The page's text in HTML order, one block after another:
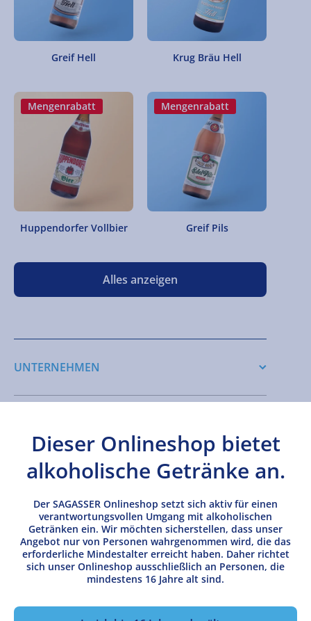
Greif Hell Krug Bräu Hell
Mengenrabatt
Huppendorfer Vollbier
Mengenrabatt
Greif Pils
Alles anzeigen
UNTERNEHMEN
NEWSLETTER ANMELDEN
SOCIAL MEDIA
Dieser Onlineshop bietet
alkoholische Getränke an.
Der SAGASSER Onlineshop setzt sich aktiv für einen
verantwortungsvollen Umgang mit alkoholischen
Getränken ein. Wir möchten sicherstellen, dass unser
Angebot nur von Personen wahrgenommen wird, die das
erforderliche Mindestalter erreicht haben. Daher richtet
sich unser Onlineshop ausschließlich an Personen, die
mindestens 16 Jahre alt sind.